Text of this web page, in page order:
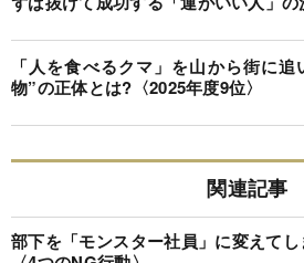
「人を食べるクマ」を山から街に
物”の正体とは?〈2025年度9位〉
関連記事
部下を「モンスター社員」に変えて